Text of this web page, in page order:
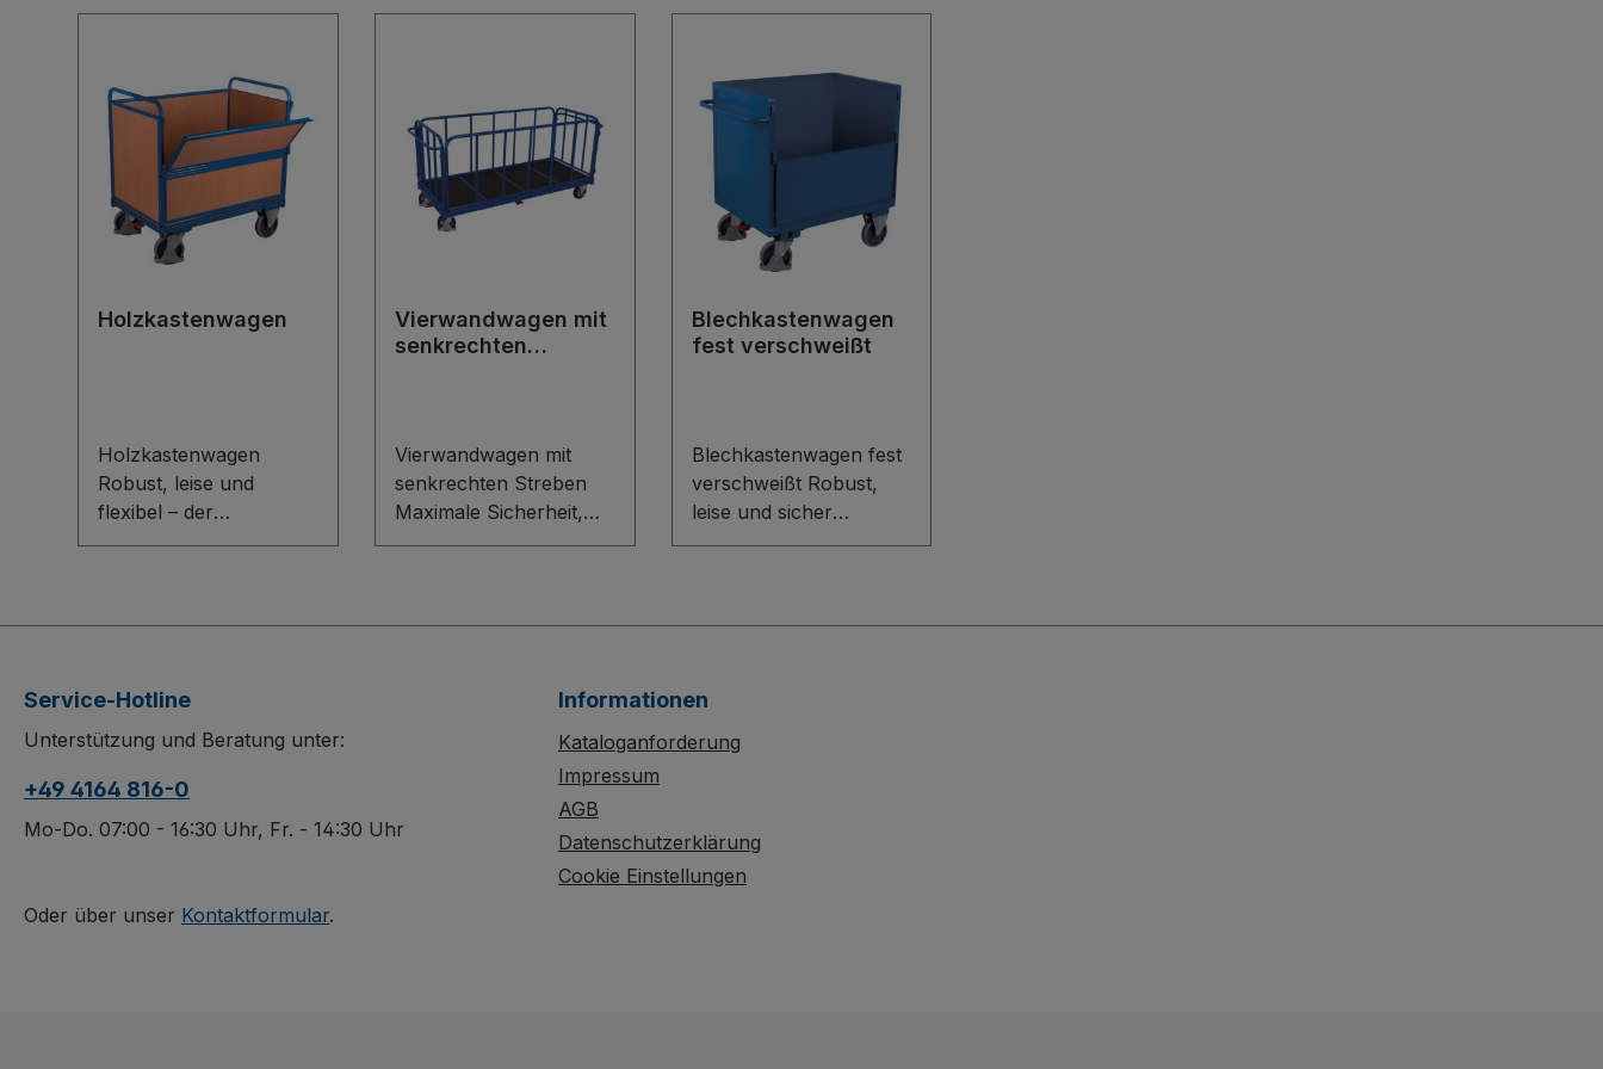
Holzkastenwagen
Holzkastenwagen
Robust, leise und
flexibel – der
Holzkastenwagen für
mit innovativem L-Profil
Längswände aus
Holzwerkstoffplatte mit
Halt bieten. Eine
Längswand ist halb
Entladen. Die dauerhaft
Vierwandwagen mit
senkrechten
Vierwandwagen mit
senkrechten Streben
Maximale Sicherheit,
hohe Belastung und
senkrechten Streben
Stahlschweißkonstrukti
wasserfest verleimten
Sperrholzboden mit
rutschhemmender
Siebdruckoberfläche.
Blechkastenwagen
fest verschweißt
Blechkastenwagen fest
verschweißt Robust,
leise und sicher
unterwegs: Der
durch seine stabile
Rohrschiebegriff. Hohe
Stirn- und Längswände
offener, dauerhaft
oberflächengeschützter
Service-Hotline
Unterstützung und Beratung unter:
+49 4164 816-0
Mo-Do. 07:00 - 16:30 Uhr, Fr. - 14:30 Uhr
Oder über unser Kontaktformular.
Informationen
Kataloganforderung
Impressum
AGB
Datenschutzerklärung
Cookie Einstellungen